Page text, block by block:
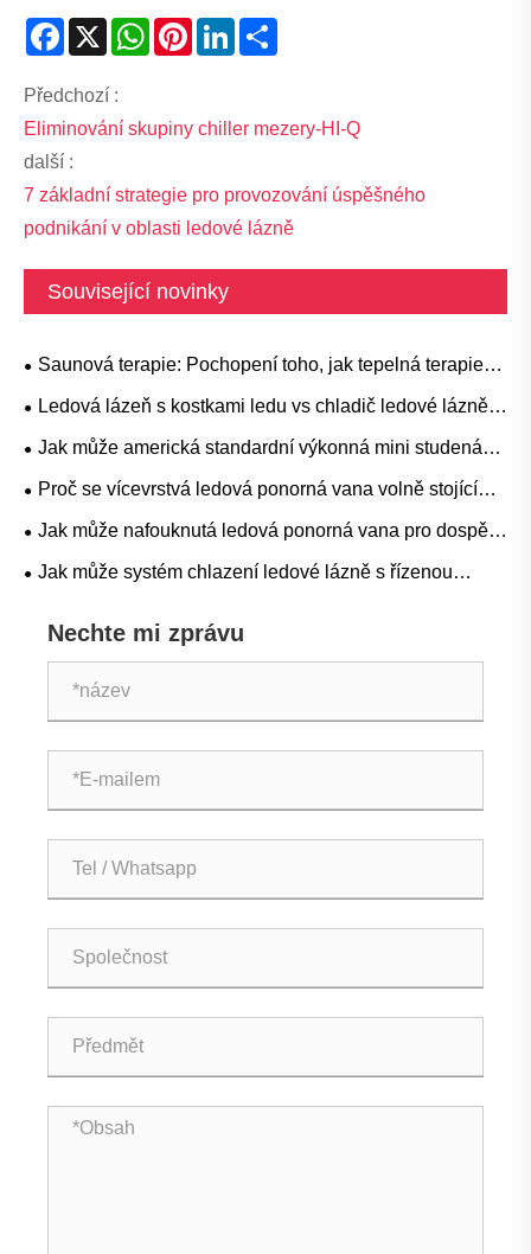
Facebook
X WhatsAppPinterestLinkedIn
Předchozí :
Eliminování skupiny chiller mezery-HI-Q
další :
7 základní strategie pro provozování úspěšného
podnikání v oblasti ledové lázně
Související novinky
Saunová terapie: Pochopení toho, jak tepelná terapie
podporuje relaxaci a wellness
Ledová lázeň s kostkami ledu vs chladič ledové lázně:
Která metoda chlazení je lepší?
Jak může americká standardní výkonná mini studená
ponorná vana proměnit vaši regenerační a wellness
Proč se vícevrstvá ledová ponorná vana volně stojící
stává preferovanou volbou pro moderní terapii
Jak může nafouknutá ledová ponorná vana pro dospělé
pro chlazení ledové lázně zlepšit váš zážitek z terapie
Jak může systém chlazení ledové lázně s řízenou
Nechte mi zprávu